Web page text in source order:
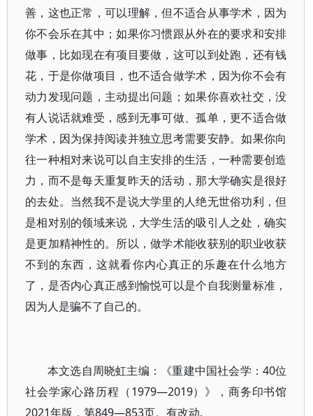
善，这也正常，可以理解，但不适合从事学术，因为
你不会乐在其中；如果你习惯跟从外在的要求和安排
做事，比如现在有项目要做，这可以到处跑，还有钱
花，于是你做项目，也不适合做学术，因为你不会有
动力发现问题，主动提出问题；如果你喜欢社交，没
有人说话就难受，感到无事可做、孤单，更不适合做
学术，因为保持阅读并独立思考需要安静。如果你向
往一种相对来说可以自主安排的生活，一种需要创造
力，而不是每天重复昨天的活动，那大学确实是很好
的去处。当然我不是说大学里的人绝无世俗功利，但
是相对别的领域来说，大学生活的吸引人之处，确实
是更加精神性的。所以，做学术能收获别的职业收获
不到的东西，这就看你内心真正的乐趣在什么地方
了，是否内心真正感到愉悦可以是个自我测量标准，
因为人是骗不了自己的。
本文选自周晓虹主编：《重建中国社会学：40位
社会学家心路历程（1979—2019）》，商务印书馆
2021年版，第849—853页。有改动.